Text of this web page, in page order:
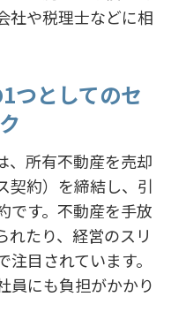
社や税理士などに相
つとしてのセ
、所有不動産を売却
契約）を締結し、引
です。不動産を手放
れたり、経営のスリ
目されています。
員にも負担がかかり